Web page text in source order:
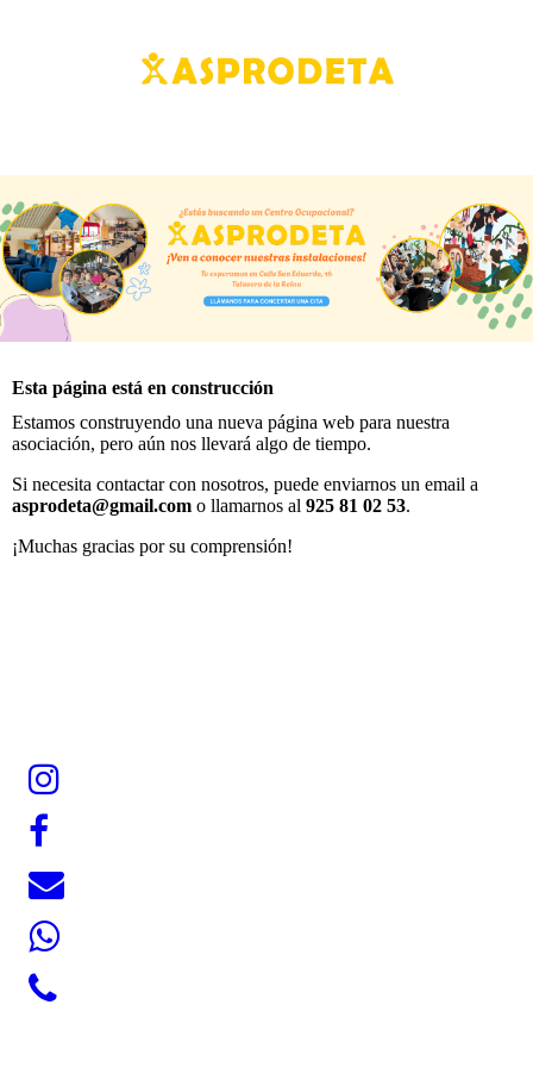
Esta página está en construcción
Estamos construyendo una nueva página web para nuestra
asociación, pero aún nos llevará algo de tiempo.
Si necesita contactar con nosotros, puede enviarnos un email a
asprodeta@gmail.com o llamarnos al 925 81 02 53.
¡Muchas gracias por su comprensión!